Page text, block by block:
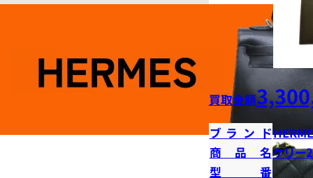
買取金額
ブランド
商品名ケリー
型番